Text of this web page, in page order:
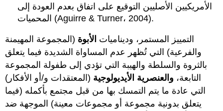
الأمريكيين الأصليين التوقيع على اتفاق بعدم العودة إلى
المحميات (Aguirre & Turner، 2004).
التمييز المستمر، وديناميات الأبوة (المجموعة المهيمنة
والفرعية) التي تُظهر عدم المساواة الشديدة فيما يتعلق
بالثروة والسلطة والهيبة التي تؤدي إلى طفولة المجموعة
التابعة، والعنصرية الأيديولوجية (المعتقدات و/أو الأفكار)
التي عادة ما يتم التمسك بها من قبل مجتمع بأكمله (فيما
يتعلق بدونية مجموعة أو مجموعات معينة) الموجهة ضد